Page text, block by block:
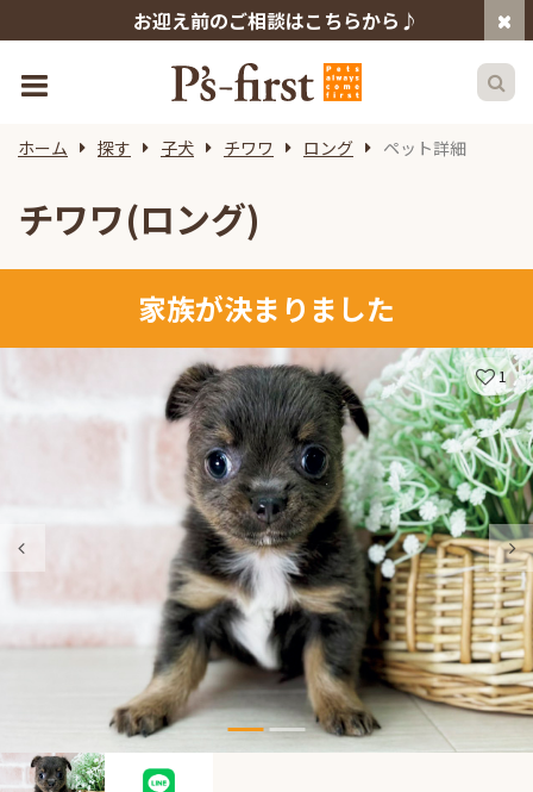
お迎え前のご相談はこちらから♪
ホーム 探す 子犬 チワワ ロング ペット詳細
チワワ(ロング)
家族が決まりました
1